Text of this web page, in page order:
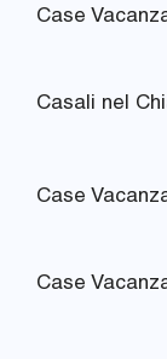
Case
Casali nel
Case
Case